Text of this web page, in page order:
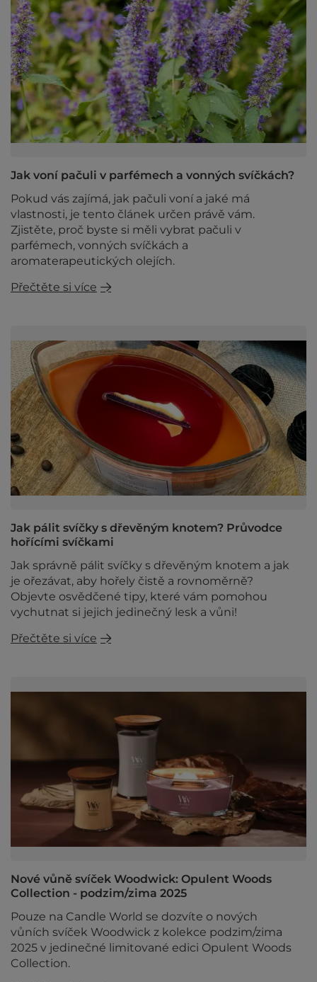
Jak voní pačuli v parfémech a vonných svíčkách?
Pokud vás zajímá, jak pačuli voní a jaké má
vlastnosti, je tento článek určen právě vám.
Zjistěte, proč byste si měli vybrat pačuli v
parfémech, vonných svíčkách a
aromaterapeutických olejích.
Přečtěte si více
Jak pálit svíčky s dřevěným knotem? Průvodce
hořícími svíčkami
Jak správně pálit svíčky s dřevěným knotem a jak
je ořezávat, aby hořely čistě a rovnoměrně?
Objevte osvědčené tipy, které vám pomohou
vychutnat si jejich jedinečný lesk a vůni!
Přečtěte si více
Nové vůně svíček Woodwick: Opulent Woods
Collection - podzim/zima 2025
Pouze na Candle World se dozvíte o nových
vůních svíček Woodwick z kolekce podzim/zima
2025 v jedinečné limitované edici Opulent Woods
Collection.